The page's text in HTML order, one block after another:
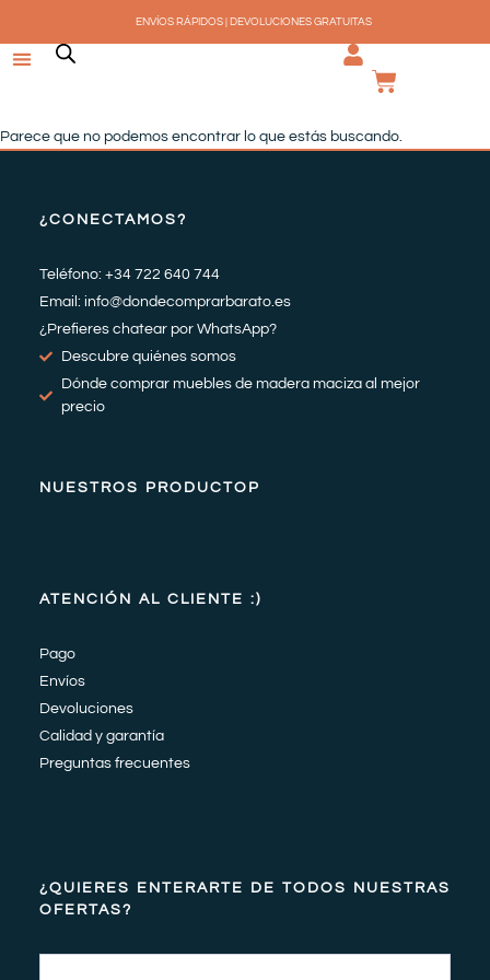
contenido
ENVÍOS RÁPIDOS | DEVOLUCIONES GRATUITAS
Parece que no podemos encontrar lo que estás buscando.
¿CONECTAMOS?
Teléfono: +34 722 640 744
Email: info@dondecomprarbarato.es
¿Prefieres chatear por WhatsApp?
Descubre quiénes somos
Dónde comprar muebles de madera maciza al mejor
precio
NUESTROS PRODUCTOP
ATENCIÓN AL CLIENTE :)
Pago
Envíos
Devoluciones
Calidad y garantía
Preguntas frecuentes
¿QUIERES ENTERARTE DE TODOS NUESTRAS
OFERTAS?